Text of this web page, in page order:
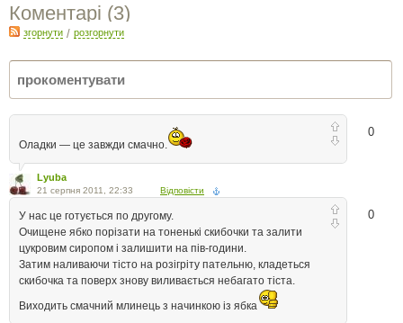
Коментарі (3)
згорнути / розгорнути
0
Оладки — це завжди смачно.
Lyuba
21 серпня 2011, 22:33 Відповісти
0
У нас це готується по другому.
Очищене ябко порізати на тоненькі скибочки та залити
цукровим сиропом і залишити на пів-години.
Затим наливаючи тісто на розігріту пательню, кладеться
скибочка та поверх знову виливається небагато тіста.
Виходить смачний млинець з начинкою із ябка